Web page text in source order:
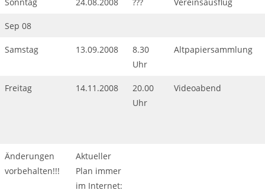
Sep 08
Samstag 13.09.2008
8.30
Uhr
Altpapiersammlung
Freitag 14.11.2008
20.00
Uhr
Videoabend
Änderungen
vorbehalten!!!
Aktueller
Plan immer
im Internet: